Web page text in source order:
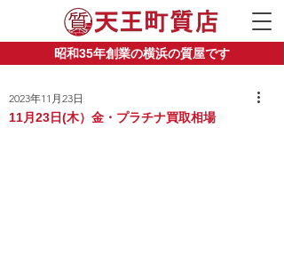
昭和35年創業の横浜の質屋です
11月23日(木）金・プラチナ買取相場
2023年11月23日